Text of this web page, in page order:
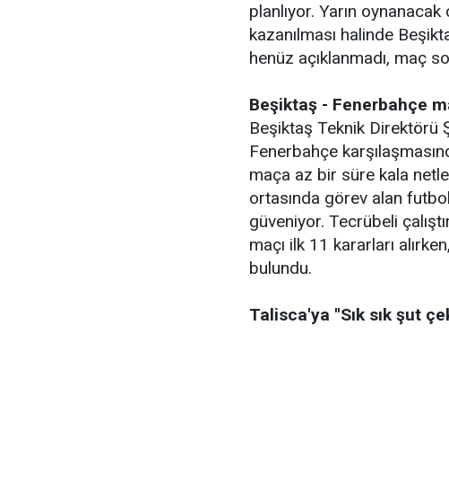
planlıyor. Yarın
kazanılması halinde
henüz açıklanmadı, maç
Beşiktaş - Fenerbahçe
Beşiktaş Teknik Direktörü
Fenerbahçe
maça az bir süre kala
ortasında görev alan
güveniyor. Tecrübeli
maçı ilk 11 kararları
bulundu.
Talisca'ya ''Sık sık şut